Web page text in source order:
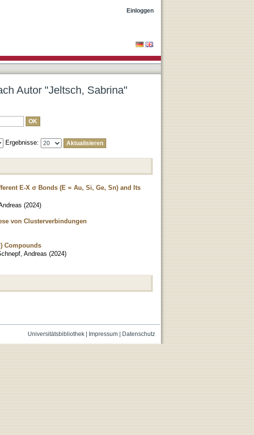
Einloggen
Autor "Jeltsch, Sabrina"
Ergebnisse:
E-X σ Bonds (E = Au, Si, Ge, Sn) and Its
(2024)
von Clusterverbindungen
Compounds
Andreas (2024)
Universitätsbibliothek| Impressum| Datenschutz